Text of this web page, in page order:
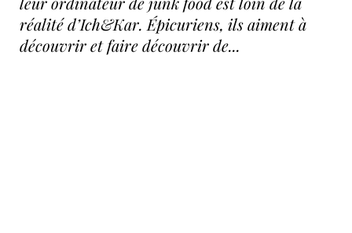
réalité d’Ich&Kar. Épicuriens, ils aiment à
découvrir et faire découvrir de...